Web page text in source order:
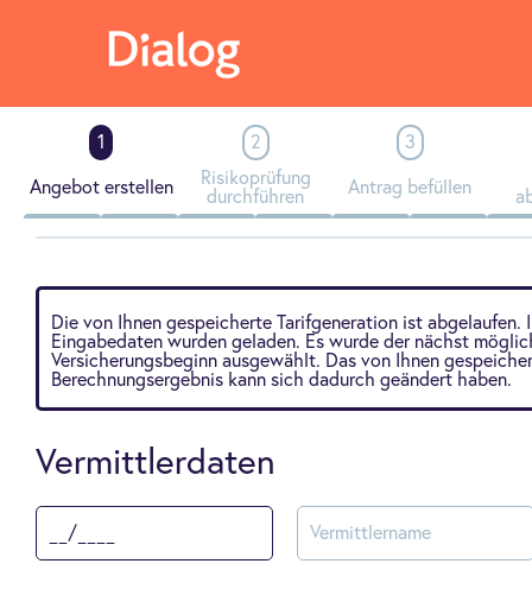
Angebot erstellen
Risikoprüfung
durchführen
Antrag befüllen
Die von Ihnen gespeicherte Tarifgeneration ist abgelaufen.
Eingabedaten wurden geladen. Es wurde der nächst
Versicherungsbeginn ausgewählt. Das von Ihnen
Berechnungsergebnis kann sich dadurch geändert haben.
Vermittlerdaten